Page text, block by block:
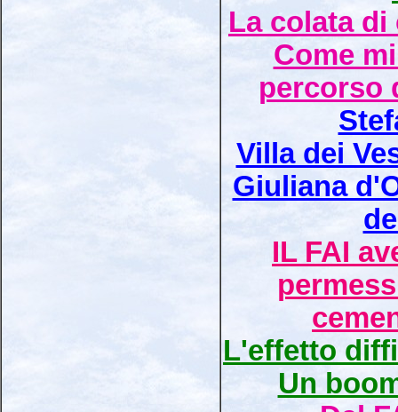
La colata
Come
percorso
Villa dei
Giuliana
IL FAI
L'effetto
Un